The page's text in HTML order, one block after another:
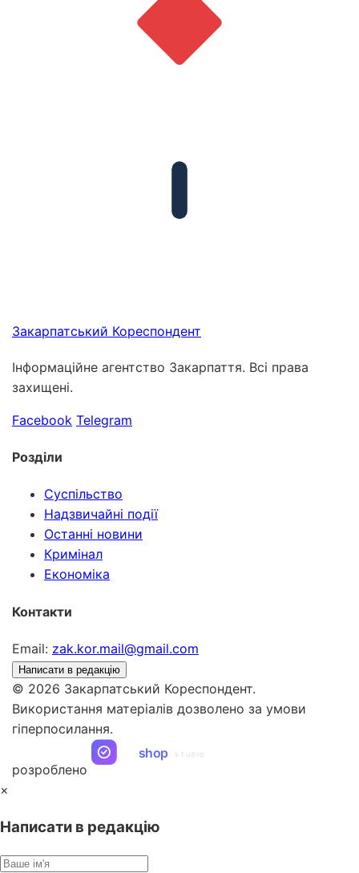
Закарпатський Кореспондент
Інформаційне агентство Закарпаття. Всі права
захищені.
Facebook Telegram
Розділи
Суспільство
Надзвичайні події
Останні новини
Кримінал
Економіка
Контакти
Email: zak.kor.mail@gmail.com
Написати в редакцію
© 2026 Закарпатський Кореспондент.
Використання матеріалів дозволено за умови
гіперпосилання.
розроблено
shop STUDIO
×
Написати в редакцію